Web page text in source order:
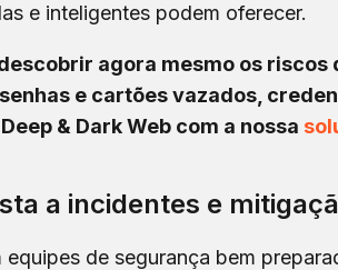
e inteligentes podem oferecer.
agora mesmo os riscos
e cartões vazados,
& Dark Web com a nossa
a incidentes e
equipes de segurança bem